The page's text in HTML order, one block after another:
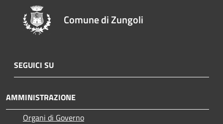
Comune di Zungoli
SEGUICI SU
AMMINISTRAZIONE
Organi di Governo